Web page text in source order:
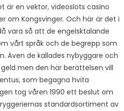
är en vektor, videoslots casino
om Kongsvinger. Och här är det i
vara så att de engelsktalande
vårt språk och de begrepp som
Även de kallades nybyggare och
men den här berättelsen vill
som begagna hvita
tog våren 1990 ett beslut om
standardsortiment av